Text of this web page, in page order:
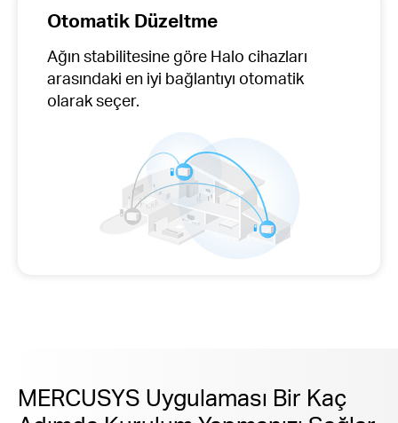
Otomatik Düzeltme
Ağın stabilitesine göre Halo cihazları
arasındaki en iyi bağlantıyı otomatik
olarak seçer.
MERCUSYS Uygulaması Bir Kaç